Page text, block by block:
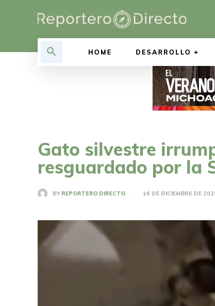
HOME DESARROLLO
Gato silvestre
resguardado por la
BY REPORTERO DIRECTO 16 DE DICIEMBRE DE